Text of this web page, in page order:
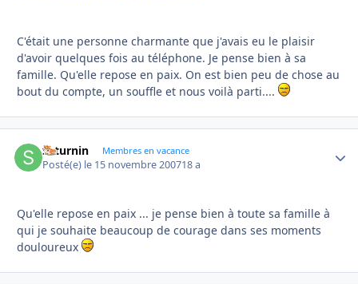
C'était une personne charmante que j'avais eu le plaisir
d'avoir quelques fois au téléphone. Je pense bien à sa
famille. Qu'elle repose en paix. On est bien peu de chose au
bout du compte, un souffle et nous voilà parti....
saturnin Membres en vacance
Posté(e) le 15 novembre 200718 a
Qu'elle repose en paix ... je pense bien à toute sa famille à
qui je souhaite beaucoup de courage dans ses moments
douloureux